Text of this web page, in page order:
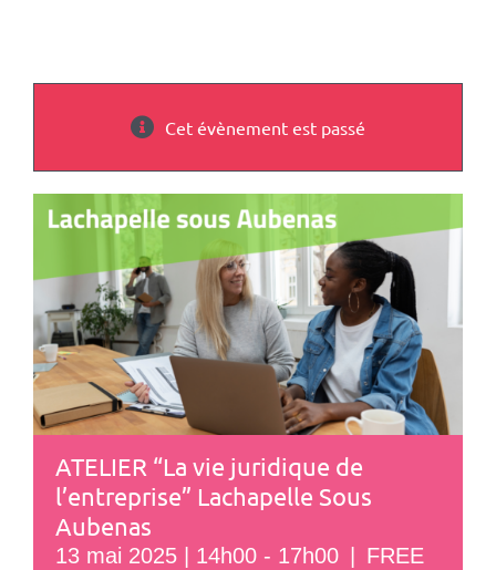
Cet évènement est passé
ATELIER “La vie juridique de
l’entreprise” Lachapelle Sous
Aubenas
13 mai 2025 | 14h00 - 17h00 FREE